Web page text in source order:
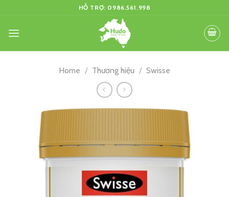
content
HỖ TRỢ: 0986.561.998
Home / Thương hiệu / Swisse